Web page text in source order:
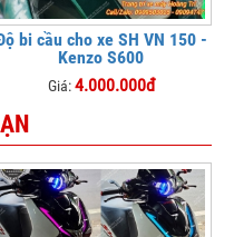
bi cầu cho xe SH VN 150 -
Kenzo S600
Giá:4.000.000đ